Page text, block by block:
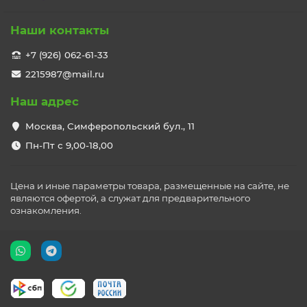
Наши контакты
+7 (926) 062-61-33
2215987@mail.ru
Наш адрес
Москва, Симферопольский бул., 11
Пн-Пт с 9,00-18,00
Цена и иные параметры товара, размещенные на сайте, не
являются офертой, а служат для предварительного
ознакомления.